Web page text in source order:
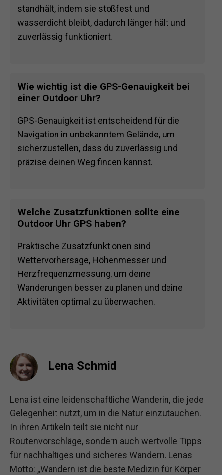
standhält, indem sie stoßfest und
wasserdicht bleibt, dadurch länger hält und
zuverlässig funktioniert.
Wie wichtig ist die GPS-Genauigkeit bei
einer Outdoor Uhr?
GPS-Genauigkeit ist entscheidend für die
Navigation in unbekanntem Gelände, um
sicherzustellen, dass du zuverlässig und
präzise deinen Weg finden kannst.
Welche Zusatzfunktionen sollte eine
Outdoor Uhr GPS haben?
Praktische Zusatzfunktionen sind
Wettervorhersage, Höhenmesser und
Herzfrequenzmessung, um deine
Wanderungen besser zu planen und deine
Aktivitäten optimal zu überwachen.
Lena Schmid
Lena ist eine leidenschaftliche Wanderin, die jede
Gelegenheit nutzt, um in die Natur einzutauchen.
In ihren Artikeln teilt sie nicht nur
Routenvorschläge, sondern auch wertvolle Tipps
für nachhaltiges und sicheres Wandern. Lenas
Motto: „Wandern ist die beste Medizin für Körper